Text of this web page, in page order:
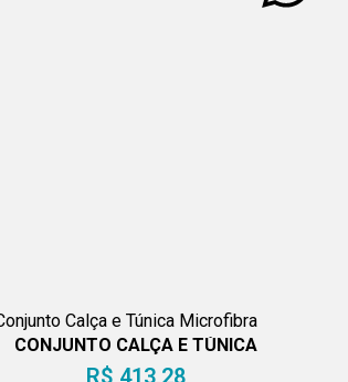
CONJUNTO CALÇA E TÚNICA
MICROFIBRA
R$ 413,28